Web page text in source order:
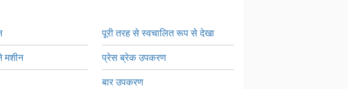
मशीन
पूरी तरह से स्वचालित रूप से देखा
प्रेस ब्रेक उपकरण
बार उपकरण